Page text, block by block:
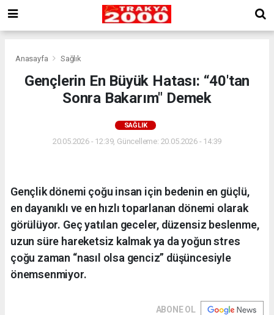
Anasayfa Sağlık
Gençlerin En Büyük Hatası: “40'tan
Sonra Bakarım" Demek
SAĞLIK
20.05.2026 - 12:39, Güncelleme: 20.05.2026 - 14:39
Gençlik dönemi çoğu insan için bedenin en güçlü,
en dayanıklı ve en hızlı toparlanan dönemi olarak
görülüyor. Geç yatılan geceler, düzensiz beslenme,
uzun süre hareketsiz kalmak ya da yoğun stres
çoğu zaman “nasıl olsa genciz” düşüncesiyle
önemsenmiyor.
ABONE OL